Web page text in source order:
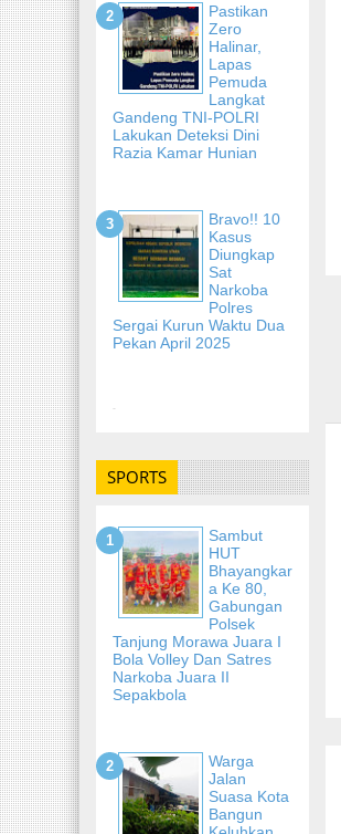
Pastikan
Zero
Halinar,
Lapas
Pemuda
Langkat
Gandeng TNI-POLRI
Lakukan Deteksi Dini
Razia Kamar Hunian
Bravo!! 10
Kasus
Diungkap
Sat
Narkoba
Polres
Sergai Kurun Waktu Dua
Pekan April 2025
-
SPORTS
Sambut
HUT
Bhayangkar
A Ke 80,
Gabungan
Polsek
Tanjung Morawa Juara I
Bola Volley Dan Satres
Narkoba Juara II
Sepakbola
Warga
Jalan
Suasa Kota
Bangun